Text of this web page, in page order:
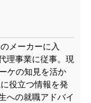
メーカーに入
理事業に従事。現
ケの知見を活か
役立つ情報を発
への就職アドバイ